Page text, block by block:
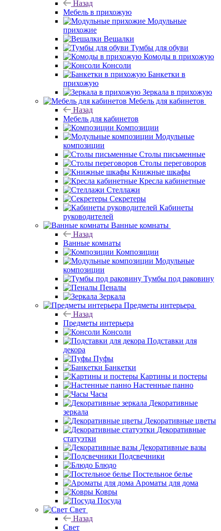
Назад
Мебель в прихожую
Модульные
прихожие
Вешалки
Тумбы для обуви
Комоды в прихожую
Консоли
Банкетки в
прихожую
Зеркала в прихожую
Мебель для кабинетов
Назад
Мебель для кабинетов
Композиции
Модульные
композиции
Столы письменные
Столы переговоров
Книжные шкафы
Кресла кабинетные
Стеллажи
Секретеры
Кабинеты
руководителей
Ванные комнаты
Назад
Ванные комнаты
Композиции
Модульные
композиции
Тумбы под раковину
Пеналы
Зеркала
Предметы интерьера
Назад
Предметы интерьера
Консоли
Подставки для
декора
Пуфы
Банкетки
Картины и постеры
Настенные панно
Часы
Декоративные
зеркала
Декоративные цветы
Декоративные
статуэтки
Декоративные вазы
Подсвечники
Блюдо
Постельное белье
Ароматы для дома
Ковры
Посуда
Свет
Назад
Свет